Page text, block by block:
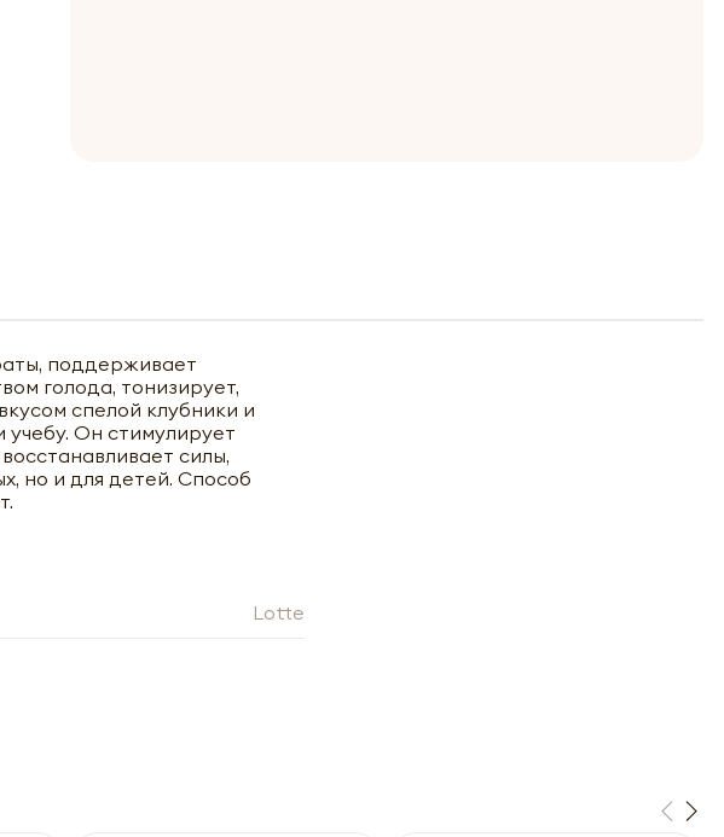
поддерживает
голода, тонизирует,
спелой клубники и
учебу. Он стимулирует
силы,
но и для детей. Способ
Lotte